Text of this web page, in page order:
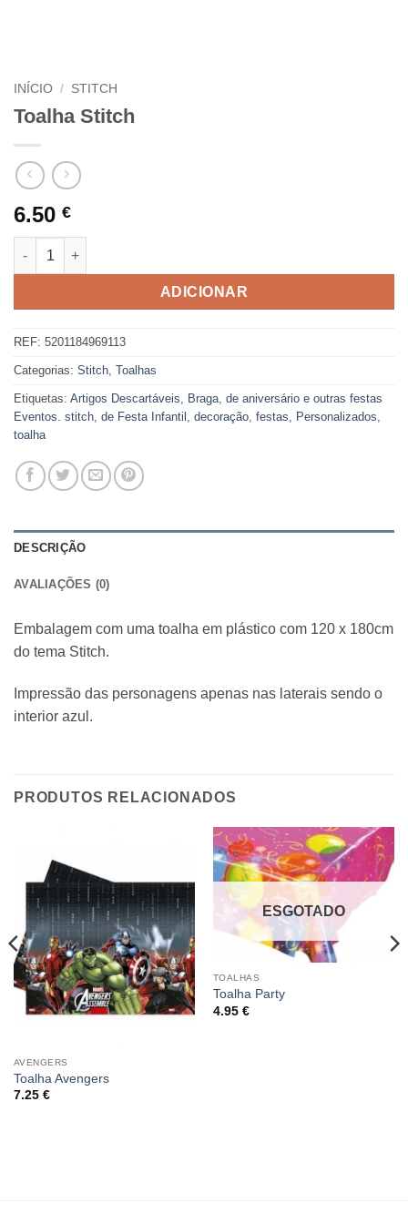
INÍCIO / STITCH
Toalha Stitch
6.50 €
Quantidade de Toalha Stitch
ADICIONAR
REF: 5201184969113
Categorias: Stitch, Toalhas
Etiquetas: Artigos Descartáveis, Braga, de aniversário e outras festas
Eventos. stitch, de Festa Infantil , decoração, festas, Personalizados,
toalha
DESCRIÇÃO
AVALIAÇÕES (0)
Embalagem com uma toalha em plástico com 120 x 180cm
do tema Stitch.
Impressão das personagens apenas nas laterais sendo o
interior azul.
PRODUTOS RELACIONADOS
AVENGERS
Toalha Avengers
7.25 €
ESGOTADO
TOALHAS
Toalha Party
4.95 €